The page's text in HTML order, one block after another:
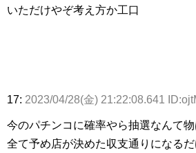
いただけやぞ考え方か工口
17: 2023/04/28(金) 21:22:08.641
今のパチンコに確率やら抽選なんて
全て予め店が決めた収支通りになる